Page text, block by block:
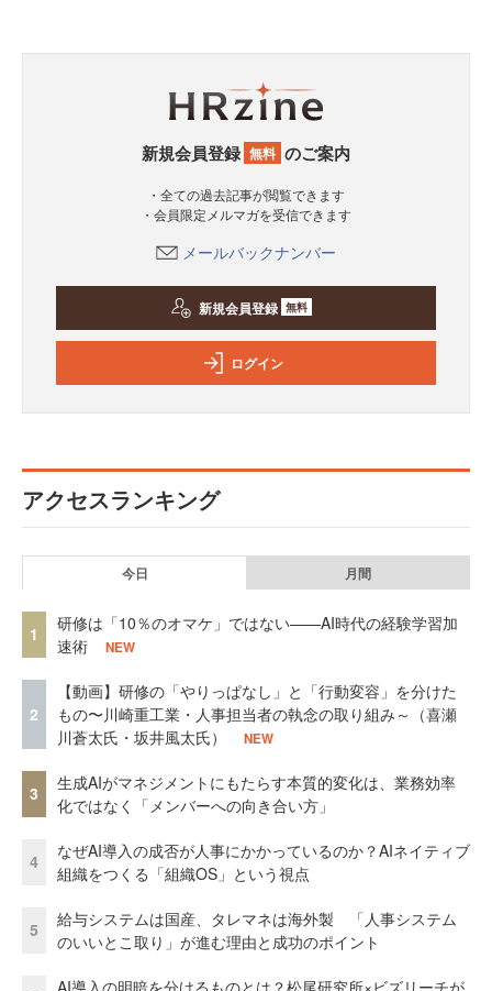
新規会員登録 無料 のご案内
・全ての過去記事が閲覧できます
・会員限定メルマガを受信できます
メールバックナンバー
新規会員登録 無料
ログイン
アクセスランキング
今日 月間
1
研修は「10％のオマケ」ではない——AI時代の経験学習加
速術
NEW
2
【動画】研修の「やりっぱなし」と「行動変容」を分けた
もの〜川崎重工業・人事担当者の執念の取り組み～（喜瀬
川蒼太氏・坂井風太氏）
NEW
3
生成AIがマネジメントにもたらす本質的変化は、業務効率
化ではなく「メンバーへの向き合い方」
4
なぜAI導入の成否が人事にかかっているのか？AIネイティブ
組織をつくる「組織OS」という視点
5
給与システムは国産、タレマネは海外製 「人事システム
のいいとこ取り」が進む理由と成功のポイント
AI導入の明暗を分けるものとは？松尾研究所×ビズリーチが